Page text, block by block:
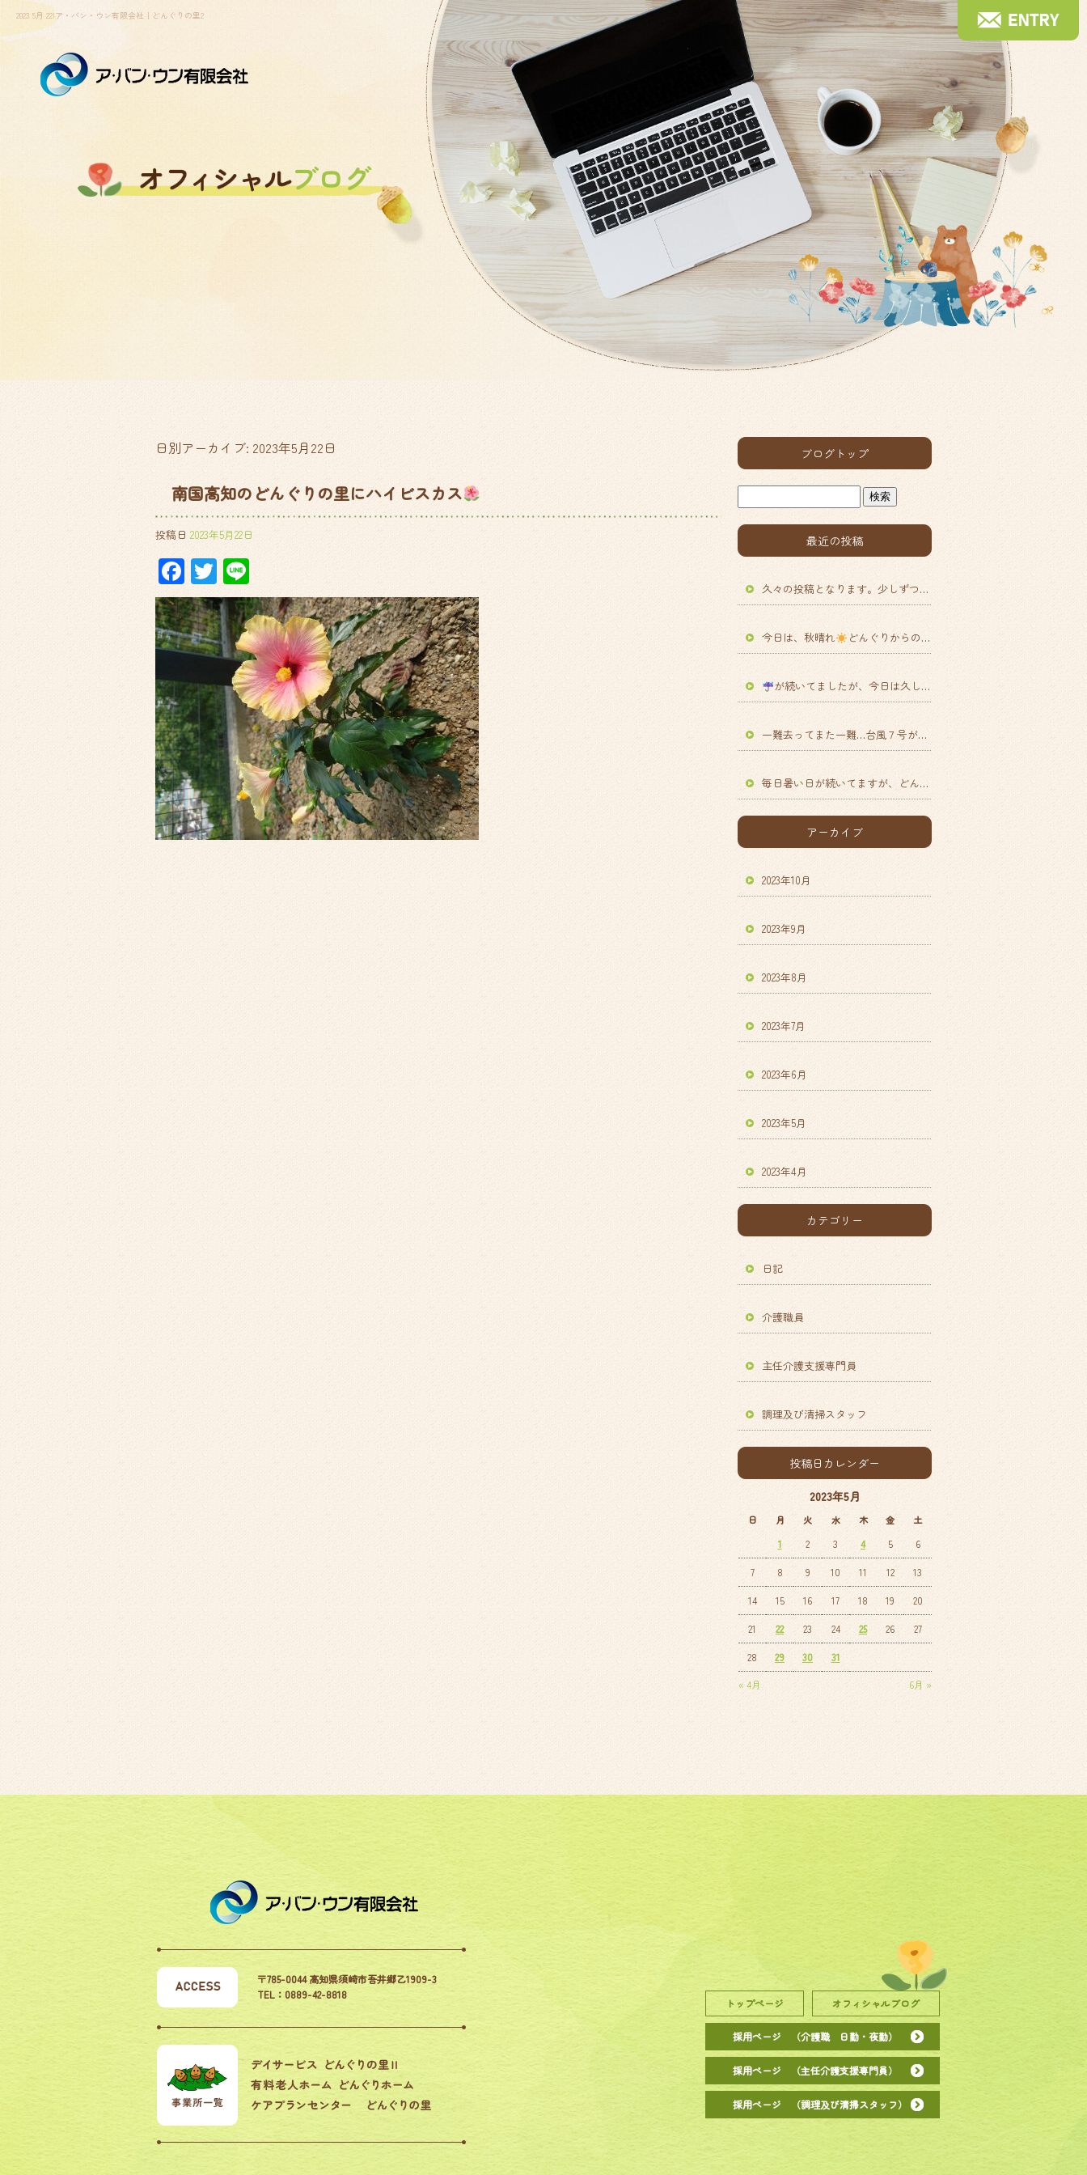
2023 5月 22|ア・バン・ウン有限会社｜どんぐりの里2
日別アーカイブ: 2023年5月22日
南国高知のどんぐりの里にハイビスカス
投稿日 2023年5月22日
Facebook
Twitter
ブログトップ
最近の投稿
久々の投稿となります。少しずつ涼しさが出てきてますがまだ、日中は暑いので体調に気を付けていきたいところです。さて、この夏に種から植えたスイートコーンの収穫を今日しました
今日は、秋晴れ どんぐりからの景色や空がとても秋らしいです。日中は、まだまだ暑いので体調には気を付けていきたいものです
が続いてましたが、今日は久しぶりに日が差してますね
一難去ってまた一難…台風７号が近づいて来てます
毎日暑い日が続いてますが、どんぐりの利用者さんはとても元気です。壁画作り１年になりますが少しずつ上手になってきた気がするのは…私達だけでしょうか（笑）さて、まだ仕上がってないですが今月の壁画…向日葵畑の花火利用者さんも頑張って向日葵折りました
アーカイブ
2023年10月
2023年9月
2023年8月
2023年7月
2023年6月
2023年5月
2023年4月
カテゴリー
日記
介護職員
主任介護支援専門員
調理及び清掃スタッフ
投稿日カレンダー
2023年5月
日 月 火 水 木 金 土
« 4月 6月 »
1 2 3 4 5 6
7 8 9 10 11 12 13
14 15 16 17 18 19 20
21 22 23 24 25 26 27
28 29 30 31
トップページ
採用ページ （介護職 日勤・夜勤）
採用ページ （主任介護支援専門員）
採用ページ （調理及び清掃スタッフ）
オフィシャルブログ
〒785-0044 高知県須崎市吾井郷乙1909-3
TEL：0889-42-8818